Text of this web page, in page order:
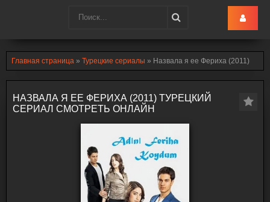
Главная страница » Турецкие сериалы » Назвала я ее Фериха (2011)
НАЗВАЛА Я ЕЕ ФЕРИХА (2011) ТУРЕЦКИЙ
СЕРИАЛ СМОТРЕТЬ ОНЛАЙН
Turk-Ru.lol